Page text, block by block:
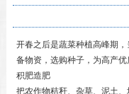
开春之后是蔬菜种植高峰期
备物资，选购种子，为高产优
积肥造肥
把农作物秸秆、杂草、泥土